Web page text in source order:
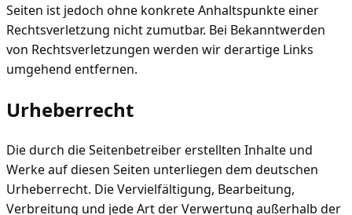
Seiten ist jedoch ohne konkrete Anhaltspunkte einer
Rechtsverletzung nicht zumutbar. Bei Bekanntwerden
von Rechtsverletzungen werden wir derartige Links
umgehend entfernen.
Urheberrecht
Die durch die Seitenbetreiber erstellten Inhalte und
Werke auf diesen Seiten unterliegen dem deutschen
Urheberrecht. Die Vervielfältigung, Bearbeitung,
Verbreitung und jede Art der Verwertung außerhalb der